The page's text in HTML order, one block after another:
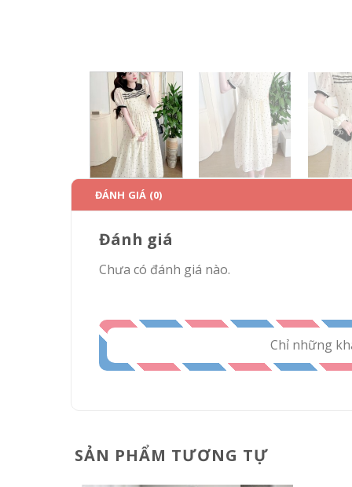
ĐÁNH GIÁ (0)
Đánh giá
Chưa có đánh giá nào.
Chỉ những
SẢN PHẨM TƯƠNG TỰ